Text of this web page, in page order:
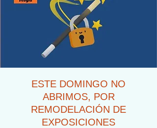
ESTE DOMINGO NO
ABRIMOS, POR
REMODELACIÓN DE
EXPOSICIONES